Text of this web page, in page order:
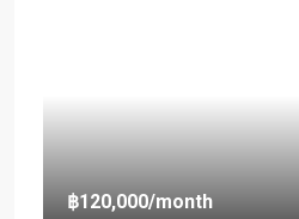
฿120,000/month